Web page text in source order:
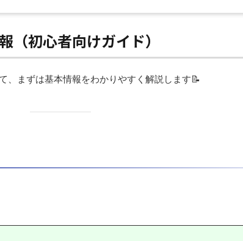
（初心者向けガイド）
、まずは基本情報をわかりやすく解説します📝